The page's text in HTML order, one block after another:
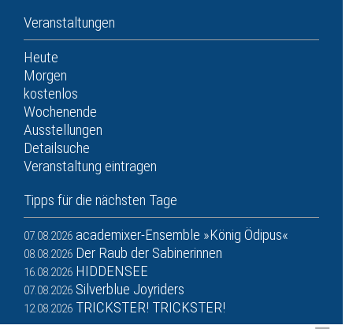
Veranstaltungen
Heute
Morgen
kostenlos
Wochenende
Ausstellungen
Detailsuche
Veranstaltung eintragen
Tipps für die nächsten Tage
07.08.2026 academixer-Ensemble »König Ödipus«
08.08.2026 Der Raub der Sabinerinnen
16.08.2026 HIDDENSEE
07.08.2026 Silverblue Joyriders
12.08.2026 TRICKSTER! TRICKSTER!